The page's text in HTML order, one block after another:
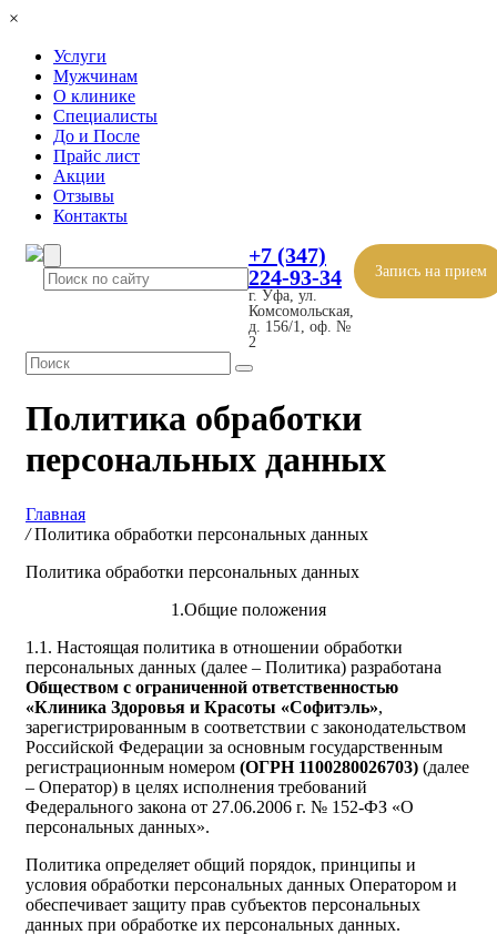
×
Услуги
Мужчинам
О клинике
Специалисты
До и После
Прайс лист
Акции
Отзывы
Контакты
+7 (347)
224-93-34
г. Уфа, ул.
Комсомольская,
д. 156/1, оф. №
2
Запись на прием
Политика обработки
персональных данных
Главная
/ Политика обработки персональных данных
Политика обработки персональных данных
1.Общие положения
1.1. Настоящая политика в отношении обработки
персональных данных (далее – Политика) разработана
Обществом с ограниченной ответственностью
«Клиника Здоровья и Красоты «Софитэль»,
зарегистрированным в соответствии с законодательством
Российской Федерации за основным государственным
регистрационным номером (ОГРН 1100280026703) (далее
– Оператор) в целях исполнения требований
Федерального закона от 27.06.2006 г. № 152-ФЗ «О
персональных данных».
Политика определяет общий порядок, принципы и
условия обработки персональных данных Оператором и
обеспечивает защиту прав субъектов персональных
данных при обработке их персональных данных.